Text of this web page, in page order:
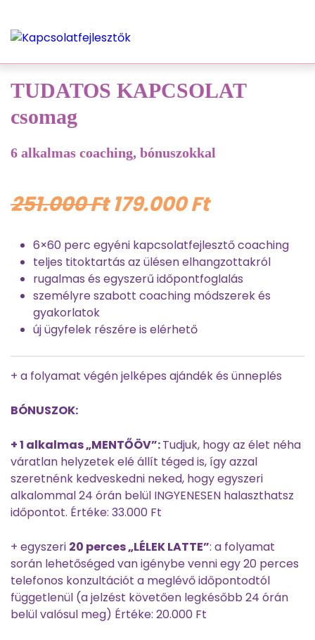
TUDATOS KAPCSOLAT
csomag
6 alkalmas coaching, bónuszokkal
251.000 Ft 179.000 Ft
6×60 perc egyéni kapcsolatfejlesztő coaching
teljes titoktartás az ülésen elhangzottakról
rugalmas és egyszerű időpontfoglalás
személyre szabott coaching módszerek és
gyakorlatok
új ügyfelek részére is elérhető
+ a folyamat végén jelképes ajándék és ünneplés
BÓNUSZOK:
+ 1 alkalmas „MENTŐÖV”:Tudjuk, hogy az élet néha
váratlan helyzetek elé állít téged is, így azzal
szeretnénk kedveskedni neked, hogy egyszeri
alkalommal 24 órán belül INGYENESEN halaszthatsz
időpontot. Értéke: 33.000 Ft
+ egyszeri 20 perces „LÉLEK LATTE”: a folyamat
során lehetőséged van igénybe venni egy 20 perces
telefonos konzultációt a meglévő időpontodtól
függetlenül (a jelzést követően legkésőbb 24 órán
belül valósul meg) Értéke: 20.000 Ft